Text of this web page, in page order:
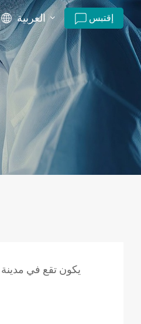
العربية إقتبس
) يكونتقع في